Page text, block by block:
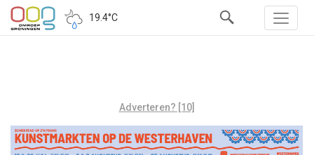
19.4°C
Adverteren? [10]